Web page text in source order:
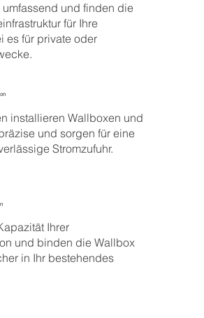
umfassend und finden die
für Ihre
es für private oder
installieren Wallboxen und
und sorgen für eine
Stromzufuhr.
Ihrer
und binden die Wallbox
in Ihr bestehendes